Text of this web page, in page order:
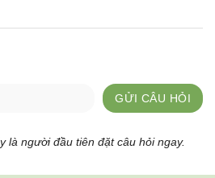
GỬI CÂU HỎI
là người đầu tiên đặt câu hỏi ngay.